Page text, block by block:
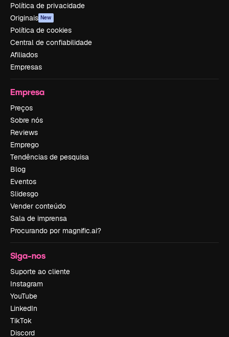
Política de privacidade
Originais New
Política de cookies
Central de confiabilidade
Afiliados
Empresas
Empresa
Preços
Sobre nós
Reviews
Emprego
Tendências de pesquisa
Blog
Eventos
Slidesgo
Vender conteúdo
Sala de imprensa
Procurando por magnific.ai?
Siga-nos
Suporte ao cliente
Instagram
YouTube
LinkedIn
TikTok
Discord